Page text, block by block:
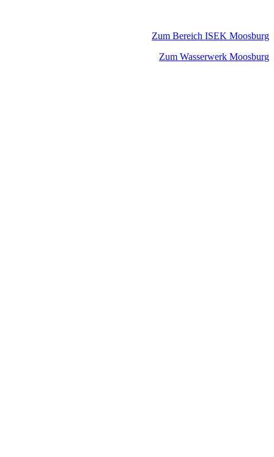
Zum Bereich ISEK Moosburg
Zum Wasserwerk Moosburg